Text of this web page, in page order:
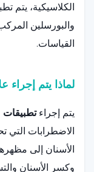
الكلاسيكية، يتم
والبورسلين
القياسات.
لماذا يتم إجراء
يتم إجراءتطبيقات
الاضطرابات التي
الأسنان إلى
وكسر الأسنان